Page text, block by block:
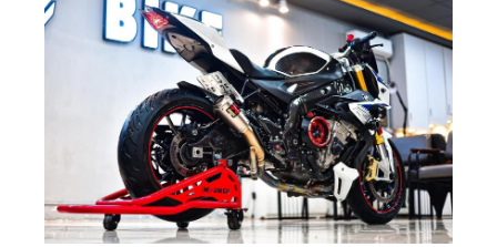
DẪN
MUA